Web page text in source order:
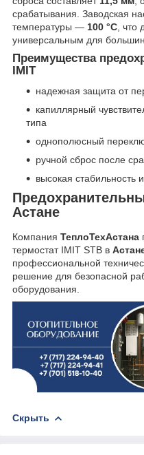
срабатывания. Заводская
температуры — 100 °C , что
универсальным для
Преимущества
IMIT
надежная защита от
капиллярный
типа
однополюсный
ручной сброс после
высокая стабильность
Астане
Компания ТеплоТехАстана
термостат IMIT STB в
профессиональной
решение для безопасной
оборудования.
Скрыть